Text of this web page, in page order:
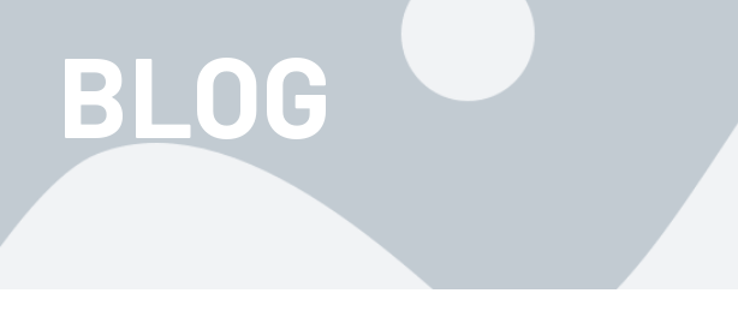
BLOG